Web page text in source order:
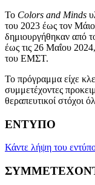
Το Colors and Minds
του 2023 έως τον
δημιουργήθηκαν από
έως τις 26 Μαΐου
του ΕΜΣΤ.
To πρόγραμμα είχε
συμμετέχοντες
θεραπευτικοί στόχοι
ΕΝΤΥΠΟ
Κάντε λήψη του